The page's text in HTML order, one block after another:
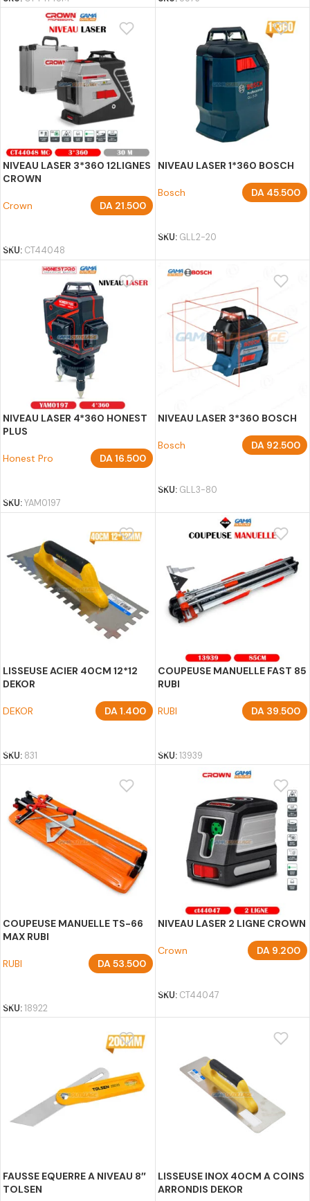
NIVEAU LASER 3*360 12LIGNES
CROWN
Crown DA21.500
SKU: CT44048
NIVEAU LASER 1*360 BOSCH
Bosch DA 45.500
SKU: GLL2-20
NIVEAU LASER 4*360 HONEST
PLUS
Honest Pro DA16.500
SKU:YAM0197
NIVEAU LASER 3*360 BOSCH
Bosch DA 92.500
SKU: GLL3-80
LISSEUSE ACIER 40CM 12*12
DEKOR
DEKOR DA1.400
SKU: 831
COUPEUSE MANUELLE FAST 85
RUBI
RUBI DA 39.500
SKU:13939
COUPEUSE MANUELLE TS-66
MAX RUBI
RUBI DA53.500
SKU:18922
NIVEAU LASER 2 LIGNE CROWN
Crown DA 9.200
SKU: CT44047
FAUSSE EQUERRE A NIVEAU 8″
TOLSEN
LISSEUSE INOX 40CM A COINS
ARRONDIS DEKOR